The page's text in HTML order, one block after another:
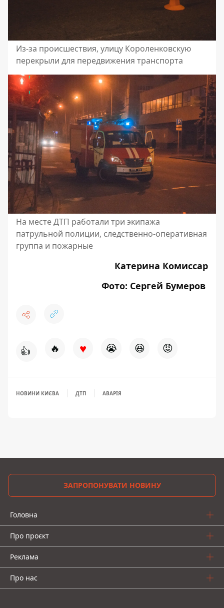
Из-за происшествия, улицу Короленковскую
перекрыли для передвижения транспорта
На месте ДТП работали три экипажа
патрульной полиции, следственно-оперативная
группа и пожарные
Катерина Комиссар
Фото: Сергей Бумеров
👍 🔥 ♥ 😭 😆 😡
НОВИНИ КИЄВА ДТП АВАРІЯ
ЗАПРОПОНУВАТИ НОВИНУ
Головна
Про проєкт
Реклама
Про нас